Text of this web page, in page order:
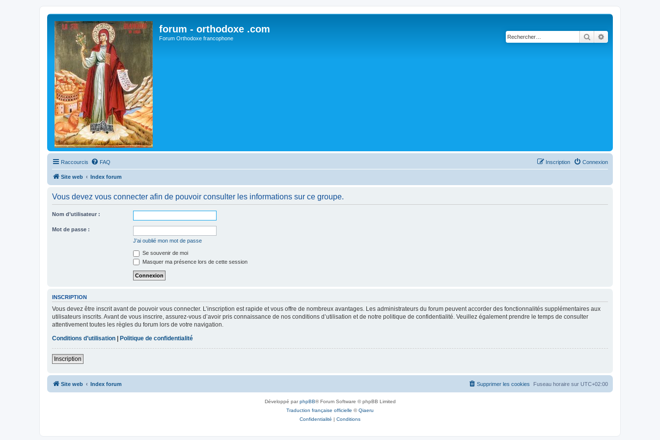
forum - orthodoxe .com
Forum Orthodoxe francophone Rechercher
Raccourcis FAQ Connexion
Inscription
Site web Index forum
Vous devez vous connecter afin de pouvoir consulter les informations sur ce groupe.
Nom d’utilisateur :
Mot de passe :
J’ai oublié mon mot de passe
Se souvenir de moi
Masquer ma présence lors de cette session
INSCRIPTION
Vous devez être inscrit avant de pouvoir vous connecter. L’inscription est rapide et vous offre de nombreux avantages. Les administrateurs du forum peuvent accorder des fonctionnalités supplémentaires aux
utilisateurs inscrits. Avant de vous inscrire, assurez-vous d’avoir pris connaissance de nos conditions d’utilisation et de notre politique de confidentialité. Veuillez également prendre le temps de consulter
attentivement toutes les règles du forum lors de votre navigation.
Conditions d’utilisation | Politique de confidentialité
Inscription
Site web Index forum Fuseau horaire sur UTC+02:00
Supprimer les cookies
Développé parphpBB® Forum Software © phpBB Limited
Traduction française officielle ©Qiaeru
Confidentialité | Conditions